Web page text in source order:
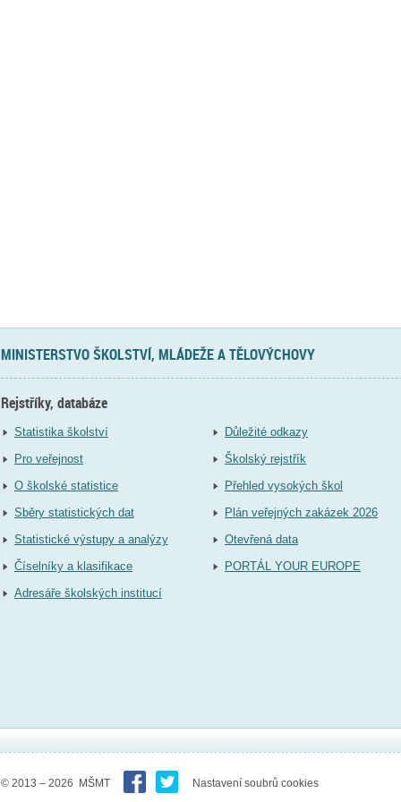
MINISTERSTVO ŠKOLSTVÍ, MLÁDEŽE A TĚLOVÝCHOVY
Rejstříky, databáze
Statistika školství
Pro veřejnost
O školské statistice
Sběry statistických dat
Statistické výstupy a analýzy
Číselníky a klasifikace
Adresáře školských institucí
Důležité odkazy
Školský rejstřík
Přehled vysokých škol
Plán veřejných zakázek 2026
Otevřená data
PORTÁL YOUR EUROPE
© 2013 – 2026 MŠMT Nastavení soubrů cookies